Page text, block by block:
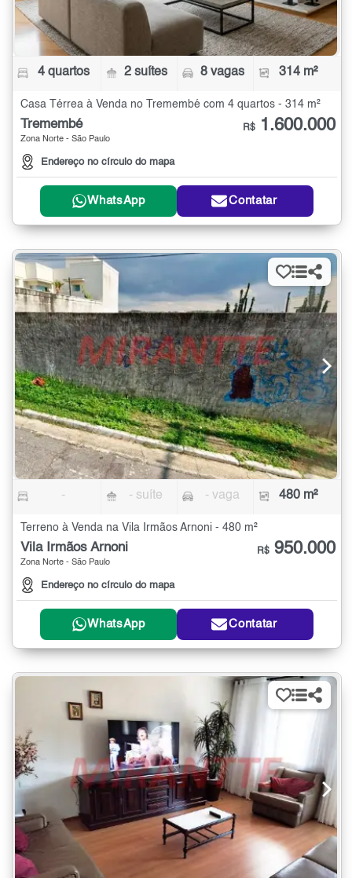
4 quartos 2 suítes 8 vagas 314 m²
Casa Térrea à Venda no Tremembé com 4 quartos - 314 m²
Tremembé
Zona Norte - São Paulo
Endereço no círculo do mapa
R$ 1.600.000
WhatsApp Contatar
- - suíte - vaga 480 m²
Terreno à Venda na Vila Irmãos Arnoni - 480 m²
Vila Irmãos Arnoni
Zona Norte - São Paulo
Endereço no círculo do mapa
R$ 950.000
WhatsApp Contatar